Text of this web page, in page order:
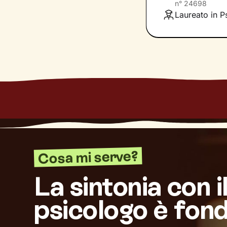
individuare
n° 24698
Laureato in
Cosa mi serve?
La sintonia con
psicologo è